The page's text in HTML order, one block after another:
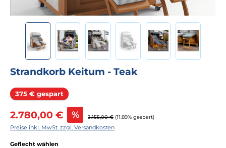
Strandkorb Keitum - Teak
375 € gespart Rabatt
Verkaufspreis:
2.780,00 € % Regulärer Preis:
3.155,00 € (11.89% gespart)
Preise inkl. MwSt. zzgl. Versandkosten
Geflecht wählen